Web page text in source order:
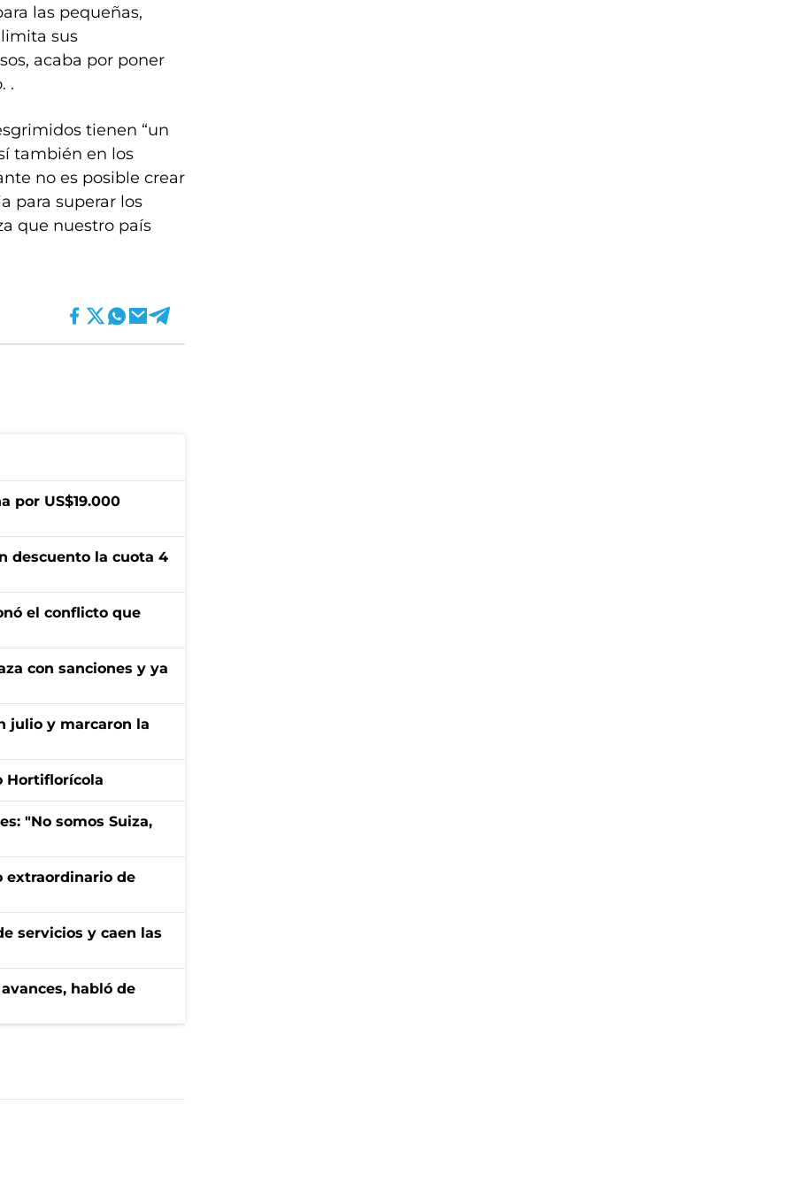
las pequeñas,
sus
acaba por poner
.
tienen “un
también en los
no es posible crear
para superar los
que nuestro país
por US$19.000
descuento la cuota 4
el conflicto que
con sanciones y ya
julio y marcaron la
Hortiflorícola
"No somos Suiza,
extraordinario de
servicios y caen las
habló de